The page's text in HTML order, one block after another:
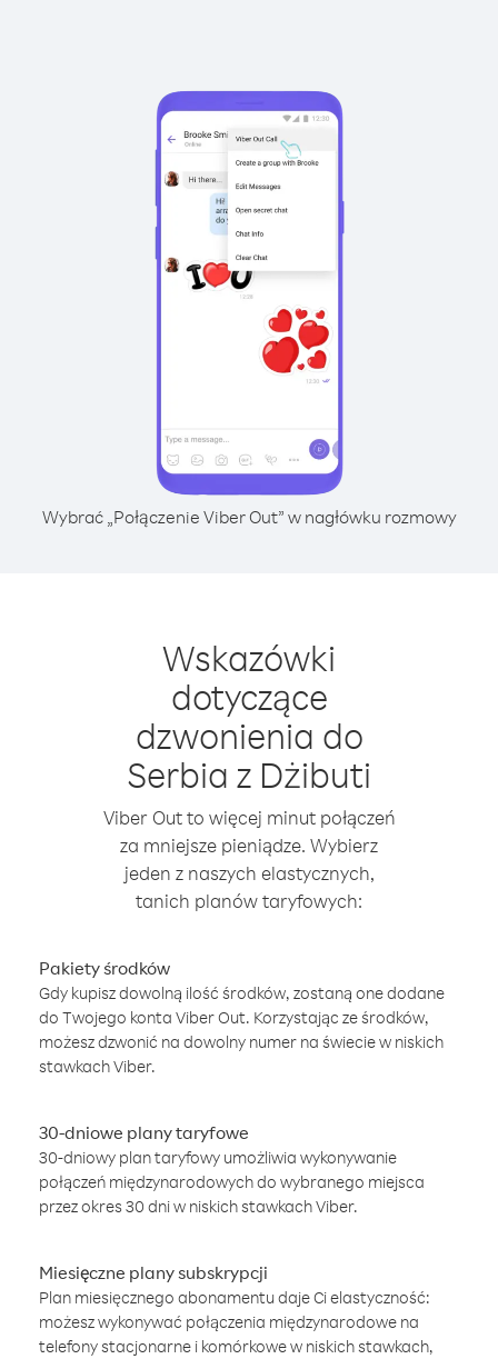
Wybrać „Połączenie Viber Out” w nagłówku rozmowy
Wskazówki
dotyczące
dzwonienia do
Serbia z Dżibuti
Viber Out to więcej minut połączeń
za mniejsze pieniądze. Wybierz
jeden z naszych elastycznych,
tanich planów taryfowych:
Pakiety środków
Gdy kupisz dowolną ilość środków, zostaną one dodane
do Twojego konta Viber Out. Korzystając ze środków,
możesz dzwonić na dowolny numer na świecie w niskich
stawkach Viber.
30-dniowe plany taryfowe
30-dniowy plan taryfowy umożliwia wykonywanie
połączeń międzynarodowych do wybranego miejsca
przez okres 30 dni w niskich stawkach Viber.
Miesięczne plany subskrypcji
Plan miesięcznego abonamentu daje Ci elastyczność:
możesz wykonywać połączenia międzynarodowe na
telefony stacjonarne i komórkowe w niskich stawkach,